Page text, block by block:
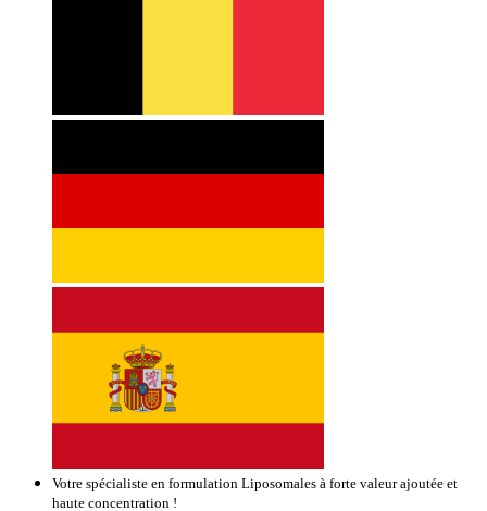
Votre spécialiste en formulation Liposomales à forte valeur ajoutée et
haute concentration !